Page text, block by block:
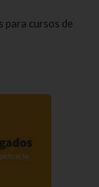
para cursos de